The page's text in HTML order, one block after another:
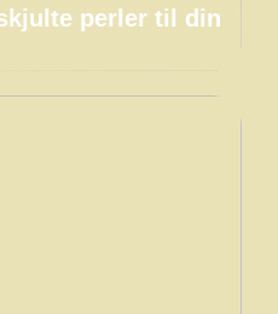
perler til din